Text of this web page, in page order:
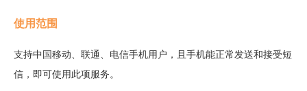
使用范围
支持中国移动、联通、电信手机用户，且手机能正常发送和接受短
信，即可使用此项服务。